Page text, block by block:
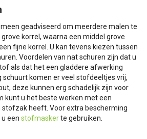
geadviseerd om meerdere malen te
korrel, waarna een middel grove
fijne korrel. U kan tevens kiezen tussen
Voordelen van nat schuren zijn dat u
als dat het een gladdere afwerking
schuurt komen er veel stofdeeltjes vrij,
deze kunnen erg schadelijk zijn voor
kunt u het beste werken met een
stofzak heeft. Voor extra bescherming
een stofmaskerte gebruiken.